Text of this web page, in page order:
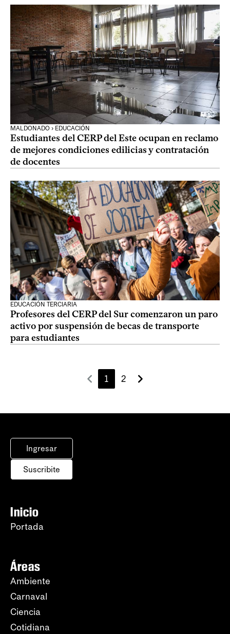
MALDONADO › EDUCACIÓN
Estudiantes del CERP del Este ocupan en reclamo
de mejores condiciones edilicias y contratación
de docentes
EDUCACIÓN TERCIARIA
Profesores del CERP del Sur comenzaron un paro
activo por suspensión de becas de transporte
para estudiantes
1 2
Ingresar
Suscribite
Inicio
Portada
Áreas
Ambiente
Carnaval
Ciencia
Cotidiana